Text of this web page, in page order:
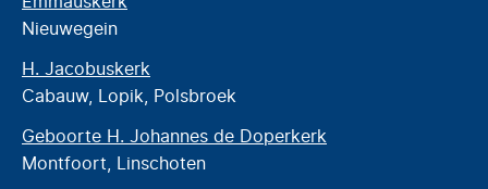
Nieuwegein
H. Jacobuskerk
Cabauw, Lopik, Polsbroek
Geboorte H. Johannes de Doperkerk
Montfoort, Linschoten